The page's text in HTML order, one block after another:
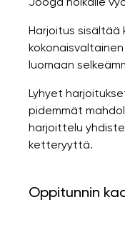
Harjoitus sisältää
luomaan
Lyhyet
pidemmät
harjoittelu
ketteryyttä.
Oppitunnin